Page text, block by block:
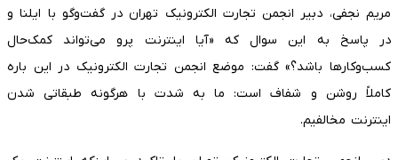
مریم نجفی، دبیر انجمن تجارت الکترونیک تهران در گفت‌و‌گو با ایلنا و
در پاسخ به این سوال که «آیا اینترنت پرو می‌تواند کمک‌حال
کسب‌وکار‌ها باشد؟» گفت: موضع انجمن تجارت الکترونیک در این باره
کاملاً روشن و شفاف است: ما به شدت با هرگونه طبقاتی شدن
اینترنت مخالفیم.